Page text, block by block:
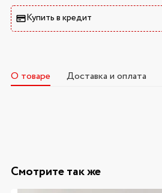
Купить в кредит
О товаре Доставка и оплата
Смотрите так же